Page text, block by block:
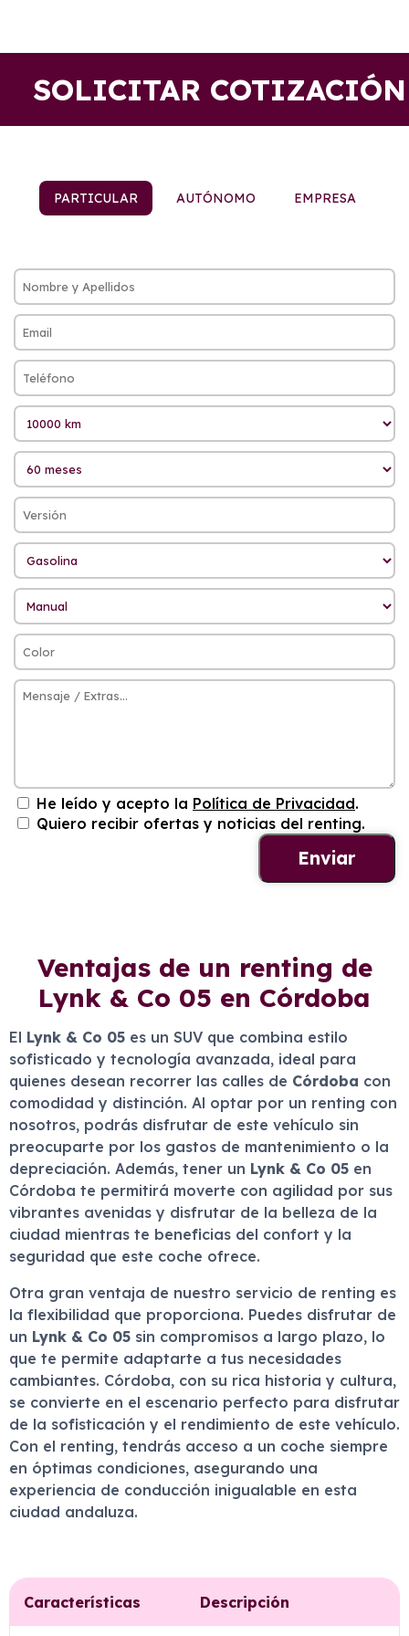
SOLICITAR COTIZACIÓN
PARTICULAR AUTÓNOMO EMPRESA
He leído y acepto la Política de Privacidad.
Quiero recibir ofertas y noticias del renting.
Ventajas de un renting de
Lynk & Co 05 en Córdoba
El Lynk & Co 05 es un SUV que combina estilo
sofisticado y tecnología avanzada, ideal para
quienes desean recorrer las calles de Córdoba con
comodidad y distinción. Al optar por un renting con
nosotros, podrás disfrutar de este vehículo sin
preocuparte por los gastos de mantenimiento o la
depreciación. Además, tener un Lynk & Co 05 en
Córdoba te permitirá moverte con agilidad por sus
vibrantes avenidas y disfrutar de la belleza de la
ciudad mientras te beneficias del confort y la
seguridad que este coche ofrece.
Otra gran ventaja de nuestro servicio de renting es
la flexibilidad que proporciona. Puedes disfrutar de
un Lynk & Co 05 sin compromisos a largo plazo, lo
que te permite adaptarte a tus necesidades
cambiantes. Córdoba, con su rica historia y cultura,
se convierte en el escenario perfecto para disfrutar
de la sofisticación y el rendimiento de este vehículo.
Con el renting, tendrás acceso a un coche siempre
en óptimas condiciones, asegurando una
experiencia de conducción inigualable en esta
ciudad andaluza.
Características Descripción